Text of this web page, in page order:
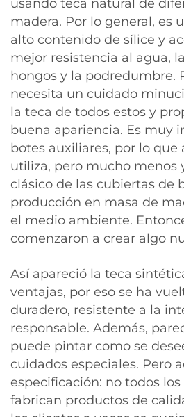
usando teca natural de
madera. Por lo general, es
alto contenido de sílice y
mejor resistencia al agua,
hongos y la podredumbre.
necesita un cuidado
la teca de todos estos y
buena apariencia. Es muy
botes auxiliares, por lo que
utiliza, pero mucho menos
clásico de las cubiertas de
producción en masa de
el medio ambiente.
comenzaron a crear algo
Así apareció la teca
ventajas, por eso se ha
duradero, resistente a la
responsable. Además,
puede pintar como se
cuidados especiales. Pero
especificación: no todos
fabrican productos de